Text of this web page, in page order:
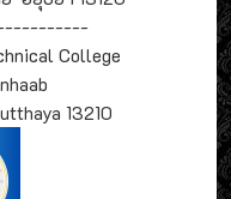
College
13210